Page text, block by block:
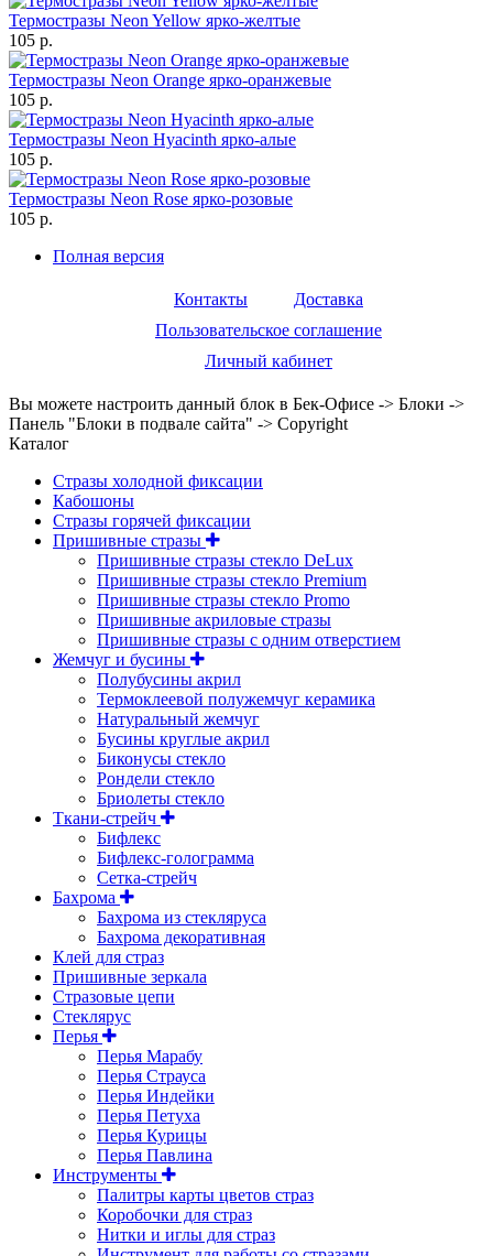
Термостразы Neon Yellow ярко-желтые
105 р.
Термостразы Neon Orange ярко-оранжевые
105 р.
Термостразы Neon Hyacinth ярко-алые
105 р.
Термостразы Neon Rose ярко-розовые
105 р.
Полная версия
Контакты
Доставка
Пользовательское соглашение
Личный кабинет
Вы можете настроить данный блок в Бек-Офисе -> Блоки ->
Панель "Блоки в подвале сайта" -> Copyright
Каталог
Стразы холодной фиксации
Кабошоны
Стразы горячей фиксации
Пришивные стразы
Пришивные стразы стекло DeLux
Пришивные стразы стекло Premium
Пришивные стразы стекло Promo
Пришивные акриловые стразы
Пришивные стразы с одним отверстием
Жемчуг и бусины
Полубусины акрил
Термоклеевой полужемчуг керамика
Натуральный жемчуг
Бусины круглые акрил
Биконусы стекло
Рондели стекло
Бриолеты стекло
Ткани-стрейч
Бифлекс
Бифлекс-голограмма
Сетка-стрейч
Бахрома
Бахрома из стекляруса
Бахрома декоративная
Клей для страз
Пришивные зеркала
Cтразовые цепи
Стеклярус
Перья
Перья Марабу
Перья Страуса
Перья Индейки
Перья Петуха
Перья Курицы
Перья Павлина
Инструменты
Палитры карты цветов страз
Коробочки для страз
Нитки и иглы для страз